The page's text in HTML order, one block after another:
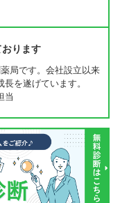
ります
局です。会社設立以来
を遂げています。
当